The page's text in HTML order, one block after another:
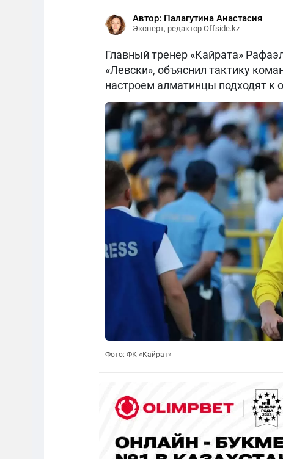
Автор: Палагутина Анастасия
Эксперт, редактор Offside.kz
Главный тренер «Кайрата»
«Левски», объяснил тактику
настроем алматинцы подходят к
Фото: ФК «Кайрат»